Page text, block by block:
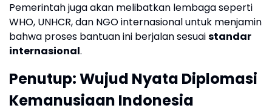
Pemerintah juga akan melibatkan lembaga seperti
WHO, UNHCR, dan NGO internasional untuk menjamin
bahwa proses bantuan ini berjalan sesuaistandar
internasional.
Penutup: Wujud Nyata Diplomasi
Kemanusiaan Indonesia